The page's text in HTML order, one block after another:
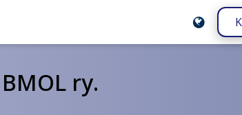
ry.